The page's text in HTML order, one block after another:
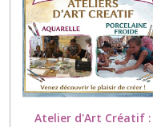
Atelier d'Art Créatif :